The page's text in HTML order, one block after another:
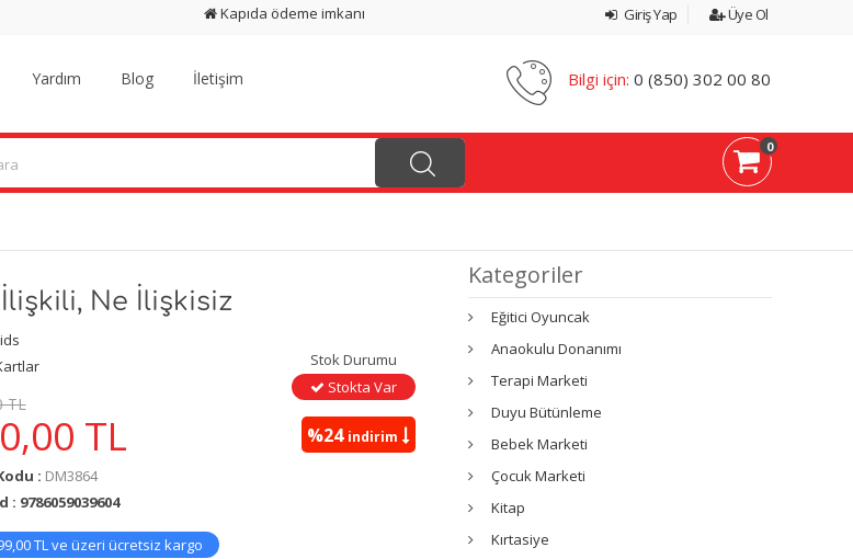
Kapıda ödeme imkanı Giriş Yap Üye Ol
Yardım Blog İletişim Bilgi için: 0 (850) 302 00 80
0
Ne İlişkisiz
Stok Durumu
Stokta Var
TL
TL %24 indirim
: DM3864
: 9786059039604
TL ve üzeri ücretsiz kargo
Kategoriler
Eğitici Oyuncak
Anaokulu Donanımı
Terapi Marketi
Duyu Bütünleme
Bebek Marketi
Çocuk Marketi
Kitap
Kırtasiye